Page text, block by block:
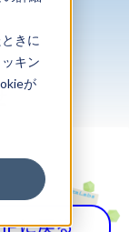
きに
キン
が